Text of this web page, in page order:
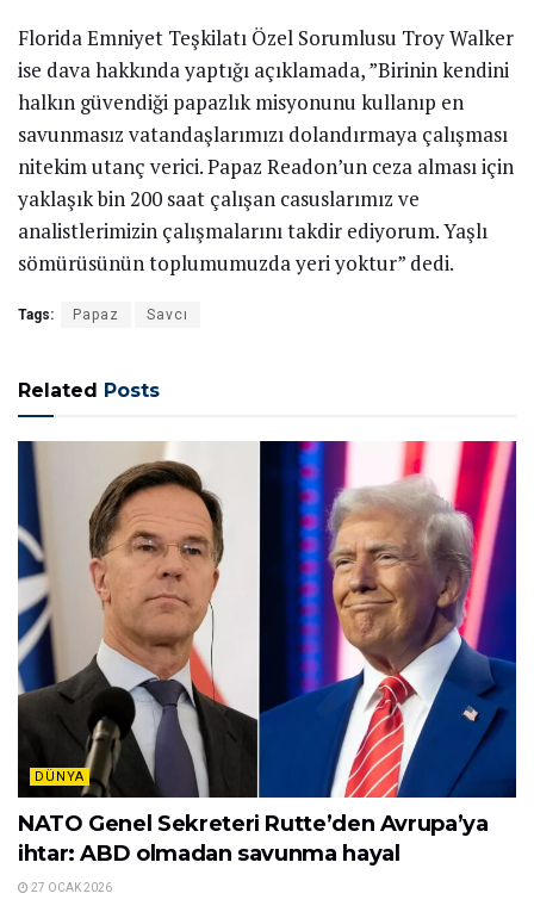
Florida Emniyet Teşkilatı Özel Sorumlusu Troy Walker
ise dava hakkında yaptığı açıklamada, ”Birinin kendini
halkın güvendiği papazlık misyonunu kullanıp en
savunmasız vatandaşlarımızı dolandırmaya çalışması
nitekim utanç verici. Papaz Readon’un ceza alması için
yaklaşık bin 200 saat çalışan casuslarımız ve
analistlerimizin çalışmalarını takdir ediyorum. Yaşlı
sömürüsünün toplumumuzda yeri yoktur” dedi.
Tags: Papaz Savcı
Related Posts
DÜNYA
NATO Genel Sekreteri Rutte’den Avrupa’ya
ihtar: ABD olmadan savunma hayal
27 OCAK 2026